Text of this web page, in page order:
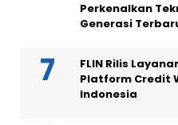
Perkenalkan
Generasi
FLIN Rilis
Platform Credit
Indonesia